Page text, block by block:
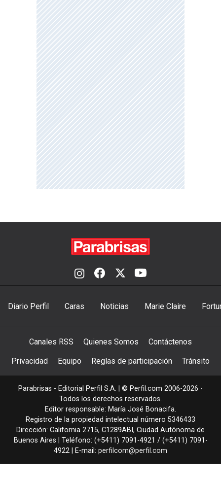
Diario Perfil Caras Noticias Marie Claire
Canales RSS Quienes Somos Contáctenos
Privacidad Equipo Reglas de participación Tránsito
Parabrisas - Editorial Perfil S.A. | © Perfil.com 2006-2026 -
Todos los derechos reservados.
Editor responsable: María José Bonacifa.
Registro de la propiedad intelectual número 5346433
Dirección: California 2715, C1289ABI , Ciudad Autónoma de
Buenos Aires | Teléfono: (+5411) 7091-4921 / (+5411) 7091-
4922 | E-mail: perfilcom@perfil.com